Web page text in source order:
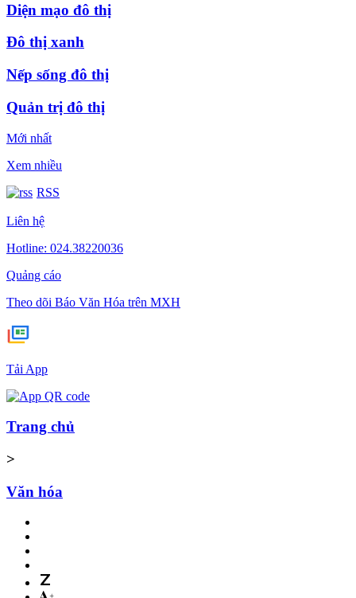
Diện mạo đô thị
Đô thị xanh
Nếp sống đô thị
Quản trị đô thị
Mới nhất
Xem nhiều
RSS
Liên hệ
Hotline: 024.38220036
Quảng cáo
Theo dõi Báo Văn Hóa trên MXH
Tải App
Trang chủ
>
Văn hóa